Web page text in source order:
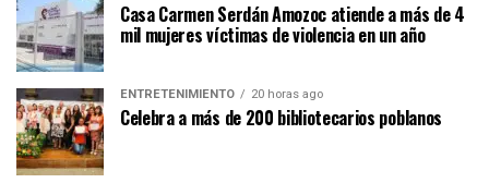
Casa Carmen Serdán Amozoc atiende a más de 4
mil mujeres víctimas de violencia en un año
ENTRETENIMIENTO 20 horas ago
Celebra a más de 200 bibliotecarios poblanos